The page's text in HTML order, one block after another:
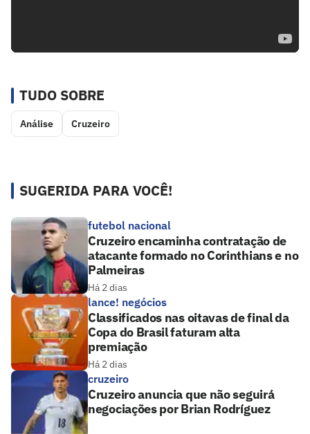
TUDO SOBRE
Análise Cruzeiro
SUGERIDA PARA VOCÊ!
futebol nacional
Cruzeiro encaminha contratação de
atacante formado no Corinthians e no
Palmeiras
Há 2 dias
lance! negócios
Classificados nas oitavas de final da
Copa do Brasil faturam alta
premiação
Há 2 dias
cruzeiro
Cruzeiro anuncia que não seguirá
negociações por Brian Rodríguez